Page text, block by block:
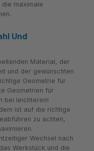
maximale
Und
Material, der
und der gewünschten
Geometrie für
Geometrien für
bei leichterem
ist auf die richtige
zu achten,
Wechsel nach
Werkstück und die